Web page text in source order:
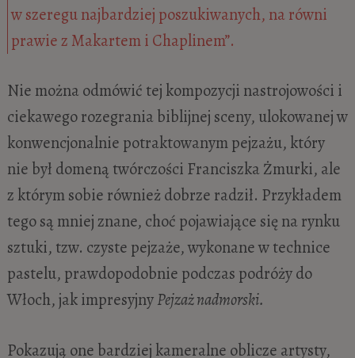
w szeregu najbardziej poszukiwanych, na równi
prawie z Makartem i Chaplinem”.
Nie można odmówić tej kompozycji nastrojowości i
ciekawego rozegrania biblijnej sceny, ulokowanej w
konwencjonalnie potraktowanym pejzażu, który
nie był domeną twórczości Franciszka Żmurki, ale
z którym sobie również dobrze radził. Przykładem
tego są mniej znane, choć pojawiające się na rynku
sztuki, tzw. czyste pejzaże, wykonane w technice
pastelu, prawdopodobnie podczas podróży do
Włoch, jak impresyjnyPejzaż nadmorski.
Pokazują one bardziej kameralne oblicze artysty,